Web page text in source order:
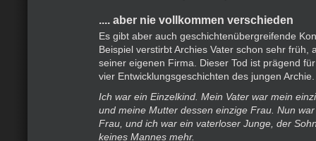
.... aber nie vollkommen verschieden
Es gibt aber auch geschichtenübergreifende
Beispiel verstirbt Archies Vater schon sehr früh,
seiner eigenen Firma. Dieser Tod ist prägend
vier Entwicklungsgeschichten des jungen Archie.
Ich war ein Einzelkind. Mein Vater war mein
und meine Mutter dessen einzige Frau. Nun
Frau, und ich war ein vaterloser Junge, der
keines Mannes mehr.